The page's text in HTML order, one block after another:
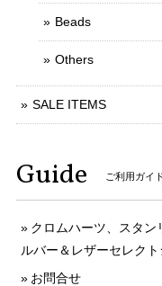
Beads
Others
SALE ITEMS
Guide ご利用ガイ
クロムハーツ、スタ
ルバー＆レザーセレク
お問合せ